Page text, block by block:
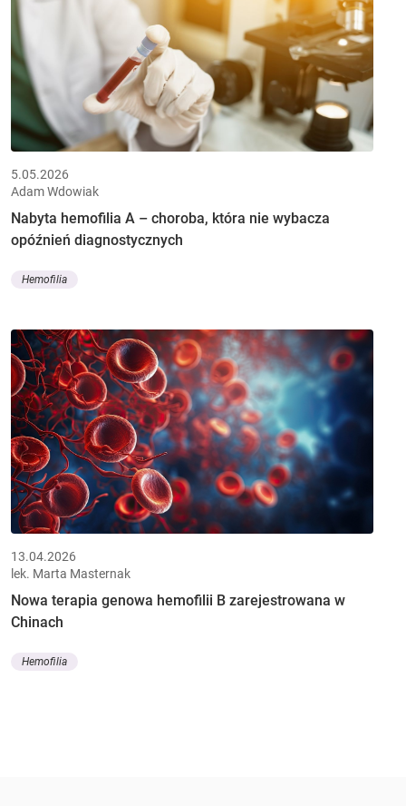
5.05.2026
Adam Wdowiak
Nabyta hemofilia A – choroba, która nie wybacza
opóźnień diagnostycznych
Hemofilia
13.04.2026
lek. Marta Masternak
Nowa terapia genowa hemofilii B zarejestrowana w
Chinach
Hemofilia